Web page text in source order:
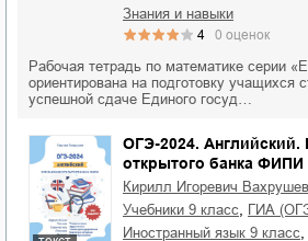
знания и навыки
4 0 оценок
Рабочая тетрадь по математике серии
ориентирована на подготовку учащихся
успешной сдаче Единого госуд…
ОГЭ-2024. Английский.
открытого банка ФИПИ
Кирилл Игоревич Вахрушев
учебники 9 класс
ГИА
иностранный язык 9 класс